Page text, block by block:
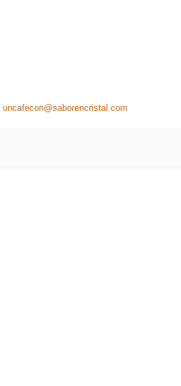
uncafecon@saborencristal.com